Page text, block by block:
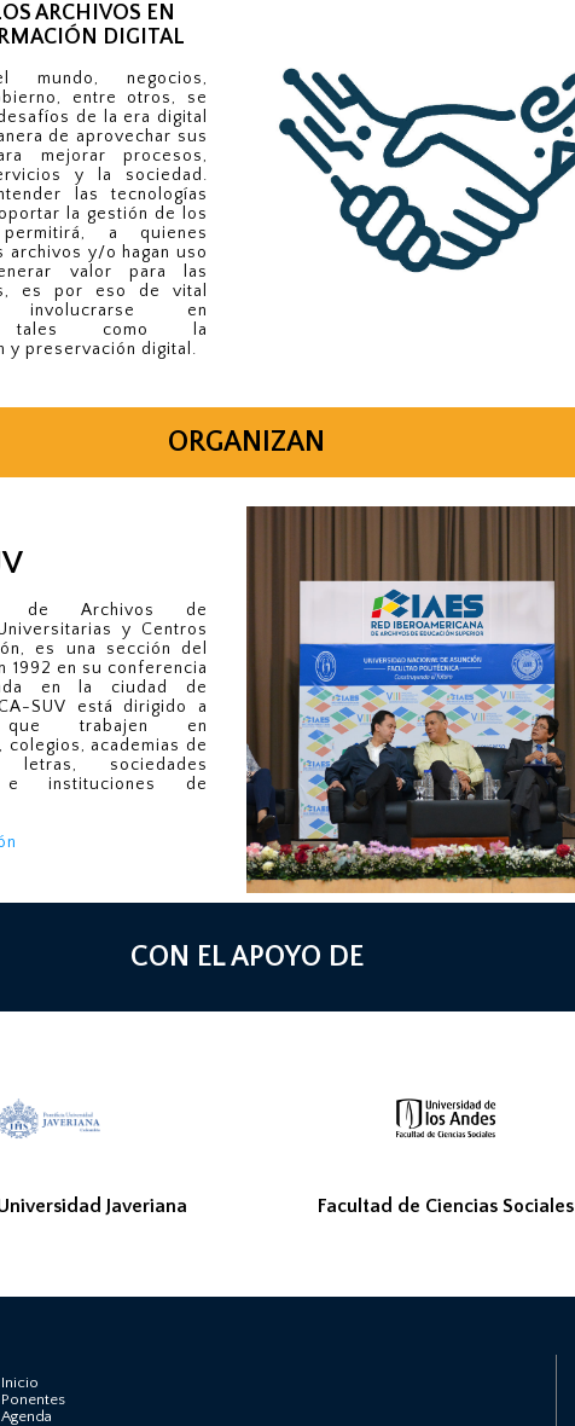
ARCHIVOS EN
DIGITAL
negocios,
entre otros, se
de la era digital
de aprovechar sus
mejorar procesos,
y la sociedad.
las tecnologías
la gestión de los
permitirá, a quienes
archivos y/o hagan uso
valor para las
es por eso de vital
involucrarse en
tales como la
y preservación digital.
ORGANIZAN
de Archivos de
y Centros
es una sección del
1992 en su conferencia
en la ciudad de
SUV está dirigido a
que trabajen en
colegios, academias de
sociedades
e instituciones de
CON EL APOYO DE
Javeriana Facultad de Ciencias Sociales
Inicio
Ponentes
Agenda